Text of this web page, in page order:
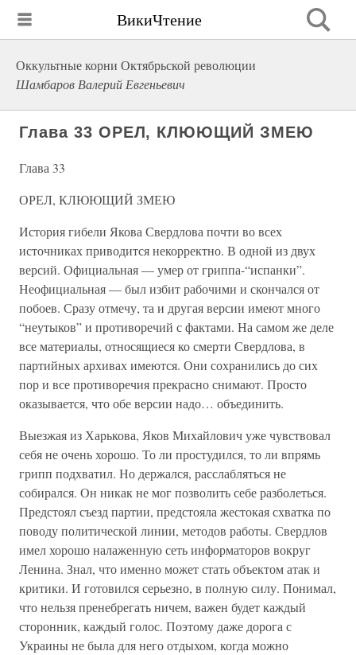
ВикиЧтение
Оккультные корни Октябрьской революции
Шамбаров Валерий Евгеньевич
Глава 33 ОРЕЛ, КЛЮЮЩИЙ ЗМЕЮ
Глава 33
ОРЕЛ, КЛЮЮЩИЙ ЗМЕЮ
История гибели Якова Свердлова почти во всех
источниках приводится некорректно. В одной из двух
версий. Официальная — умер от гриппа-“испанки”.
Неофициальная — был избит рабочими и скончался от
побоев. Сразу отмечу, та и другая версии имеют много
“неутыков” и противоречий с фактами. На самом же деле
все материалы, относящиеся ко смерти Свердлова, в
партийных архивах имеются. Они сохранились до сих
пор и все противоречия прекрасно снимают. Просто
оказывается, что обе версии надо… объединить.
Выезжая из Харькова, Яков Михайлович уже чувствовал
себя не очень хорошо. То ли простудился, то ли впрямь
грипп подхватил. Но держался, расслабляться не
собирался. Он никак не мог позволить себе разболеться.
Предстоял съезд партии, предстояла жестокая схватка по
поводу политической линии, методов работы. Свердлов
имел хорошо налаженную сеть информаторов вокруг
Ленина. Знал, что именно может стать объектом атак и
критики. И готовился серьезно, в полную силу. Понимал,
что нельзя пренебрегать ничем, важен будет каждый
сторонник, каждый голос. Поэтому даже дорога с
Украины не была для него отдыхом, когда можно